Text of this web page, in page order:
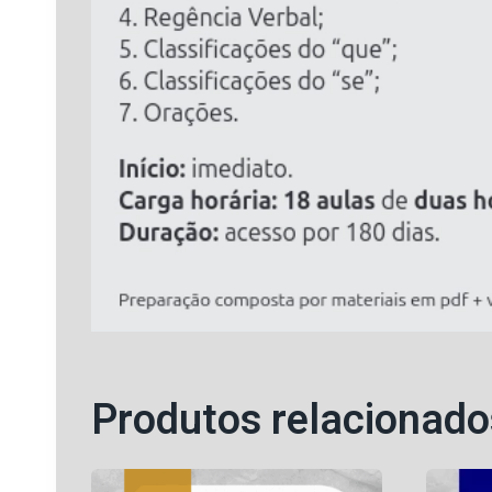
Produtos